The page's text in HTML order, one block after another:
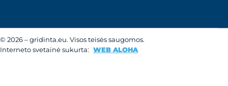
© 2026 – gridinta.eu. Visos teisės saugomos.
Interneto svetainė sukurta: WEB ALOHA